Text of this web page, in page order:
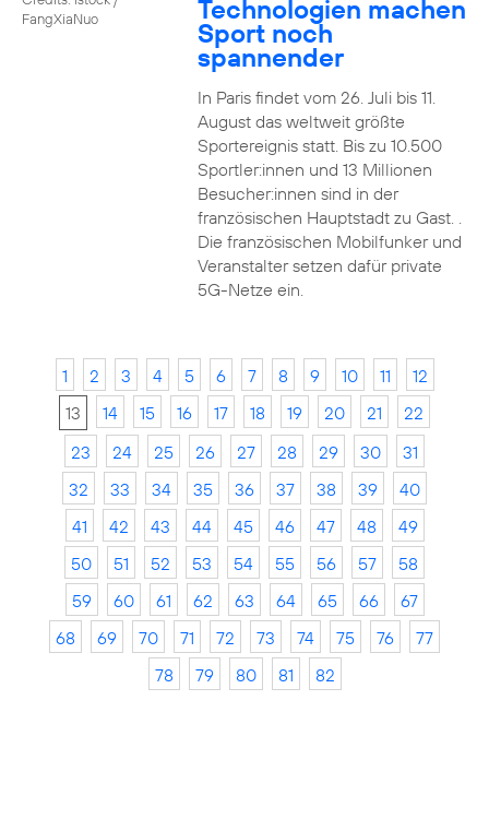
FangXiaNuo
Technologien machen
Sport noch
spannender
In Paris findet vom 26. Juli bis 11.
August das weltweit größte
Sportereignis statt. Bis zu 10.500
Sportler:innen und 13 Millionen
Besucher:innen sind in der
französischen Hauptstadt zu Gast. .
Die französischen Mobilfunker und
Veranstalter setzen dafür private
5G-Netze ein.
1 2 3 4 5 6 7 8 9 10 11
12
13
14 15 16 17 18 19 20 21
22
23
24 25 26 27 28 29 30
31
32
33 34 35 36 37 38 39
40
41
42 43 44 45 46 47 48
49
50
51 52 53 54 55 56 57
58
59
60 61 62 63 64 65 66
67
68
69 70 71 72 73 74 75 76
77
78
79 80 81 82